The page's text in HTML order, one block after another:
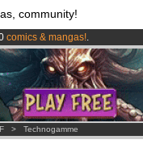
community!
comics & mangas!.
per month !Get membership
> Technogamme